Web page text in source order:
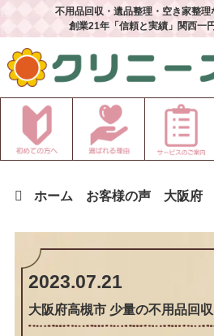
不用品回収・遺品整理・空き家整
創業21年「信頼と実績」関西一
ホーム お客様の声 大阪府
2023.07.21
大阪府高槻市 少量の不用品回